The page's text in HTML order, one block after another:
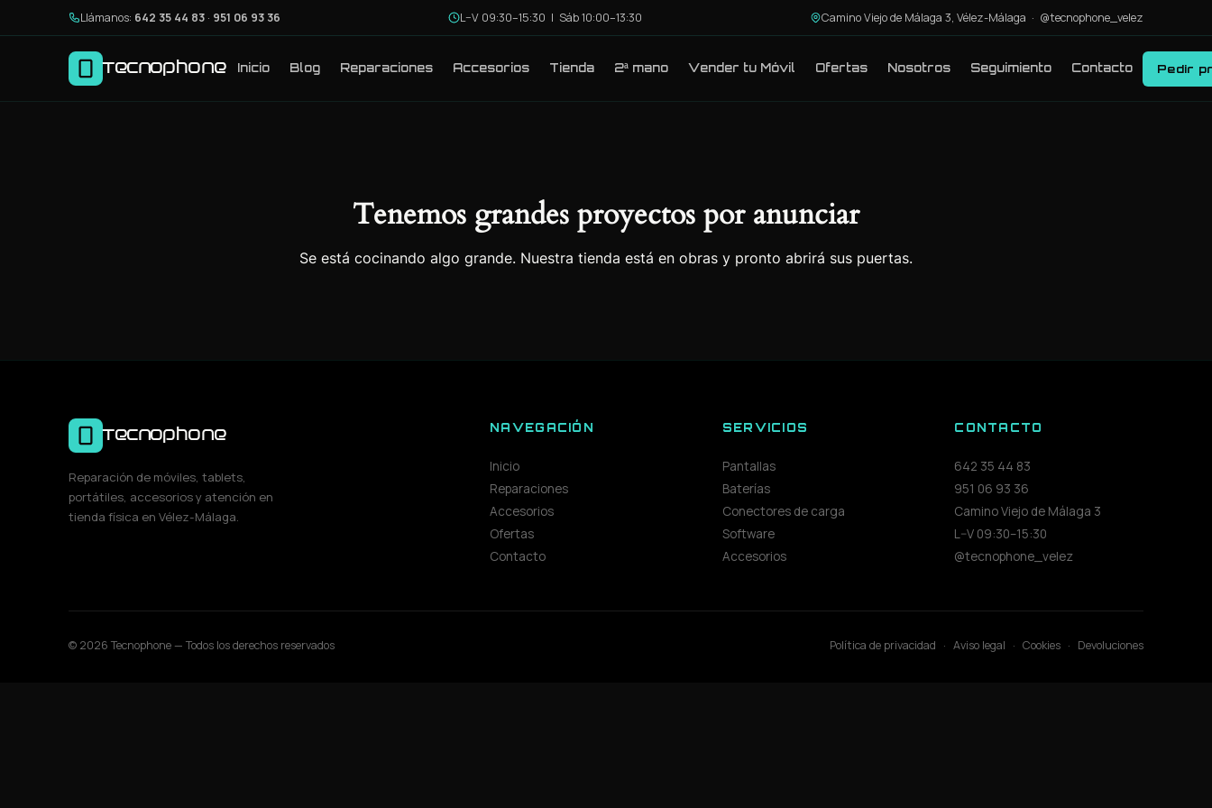
Llámanos: 642 35 44 83 · 951 06 93 36 L–V 09:30–15:30 | Sáb 10:00–13:30 Camino Viejo de Málaga 3, Vélez-Málaga · @tecnophone_velez
Tecnophone Inicio Blog Reparaciones Accesorios Tienda 2ª mano Vender tu Móvil Ofertas Nosotros Seguimiento Contacto Pedir
Tenemos grandes proyectos por anunciar
Se está cocinando algo grande. Nuestra tienda está en obras y pronto abrirá sus puertas.
Tecnophone
Reparación de móviles, tablets,
portátiles, accesorios y atención en
tienda física en Vélez-Málaga.
NAVEGACIÓN
Inicio
Reparaciones
Accesorios
Ofertas
Contacto
SERVICIOS
Pantallas
Baterías
Conectores de carga
Software
Accesorios
CONTACTO
642 35 44 83
951 06 93 36
Camino Viejo de Málaga 3
L–V 09:30–15:30
@tecnophone_velez
© 2026 Tecnophone — Todos los derechos reservados Política de privacidad · Aviso legal · Cookies · Devoluciones